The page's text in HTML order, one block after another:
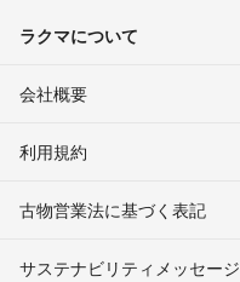
ラクマについて
会社概要
利用規約
古物営業法に基づく表記
サステナビリティメッセージ